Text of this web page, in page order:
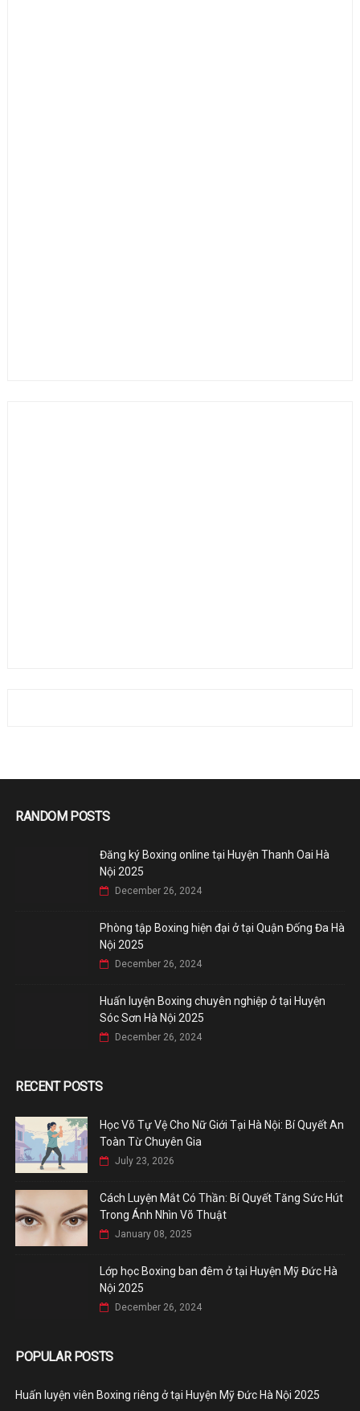
RANDOM POSTS
Đăng ký Boxing online tại Huyện Thanh Oai Hà
Nội 2025
December 26, 2024
Phòng tập Boxing hiện đại ở tại Quận Đống Đa Hà
Nội 2025
December 26, 2024
Huấn luyện Boxing chuyên nghiệp ở tại Huyện
Sóc Sơn Hà Nội 2025
December 26, 2024
RECENT POSTS
Học Võ Tự Vệ Cho Nữ Giới Tại Hà Nội: Bí Quyết An
Toàn Từ Chuyên Gia
July 23, 2026
Cách Luyện Mắt Có Thần: Bí Quyết Tăng Sức Hút
Trong Ánh Nhìn Võ Thuật
January 08, 2025
Lớp học Boxing ban đêm ở tại Huyện Mỹ Đức Hà
Nội 2025
December 26, 2024
POPULAR POSTS
Huấn luyện viên Boxing riêng ở tại Huyện Mỹ Đức Hà Nội 2025